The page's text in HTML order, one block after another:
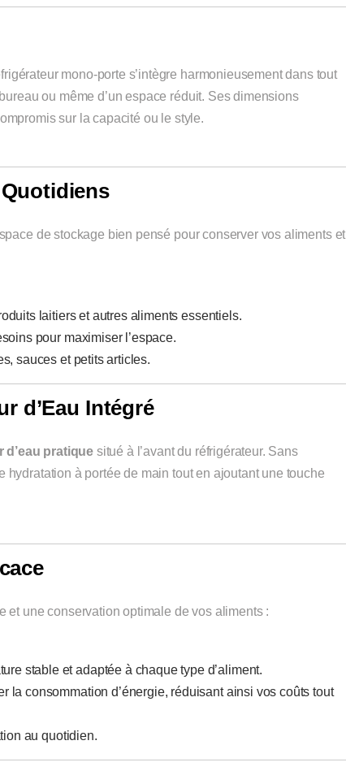
mono-porte s’intègre harmonieusement dans tout
ou même d’un espace réduit. Ses dimensions
sur la capacité ou le style.
de stockage bien pensé pour conserver vos aliments et
laitiers et autres aliments essentiels.
pour maximiser l’espace.
sauces et petits articles.
d’Eau Intégré
d’eau pratique situé à l’avant du réfrigérateur. Sans
à portée de main tout en ajoutant une touche
et une conservation optimale de vos aliments :
stable et adaptée à chaque type d’aliment.
la consommation d’énergie, réduisant ainsi vos coûts tout
au quotidien.